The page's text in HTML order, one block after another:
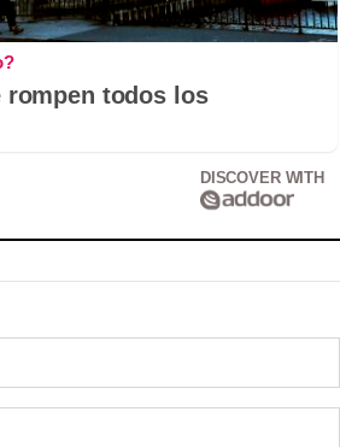
rompen todos los
DISCOVER WITH